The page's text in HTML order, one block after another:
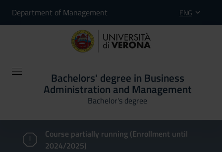
Department of Management ENG
Bachelors' degree in Business
Administration and Management
Bachelor's degree
Course partially running (Enrollment until
2024/2025)